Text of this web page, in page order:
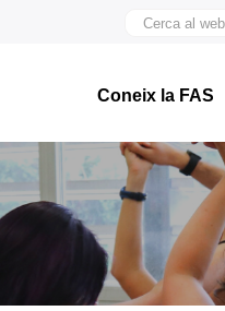
Cerca
Coneix la FAS